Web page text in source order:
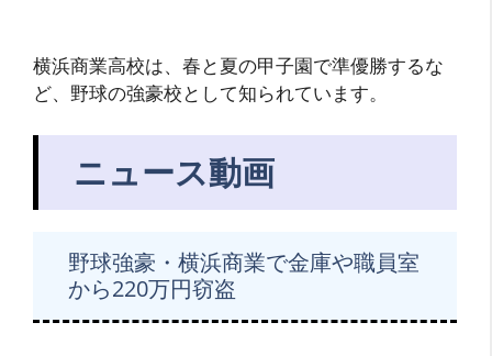
横浜商業高校は、春と夏の甲子園で準優勝するな
ど、野球の強豪校として知られています。
ニュース動画
野球強豪・横浜商業で金庫や職員室
から220万円窃盗